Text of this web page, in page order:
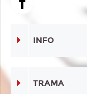
INFO
TRAMA